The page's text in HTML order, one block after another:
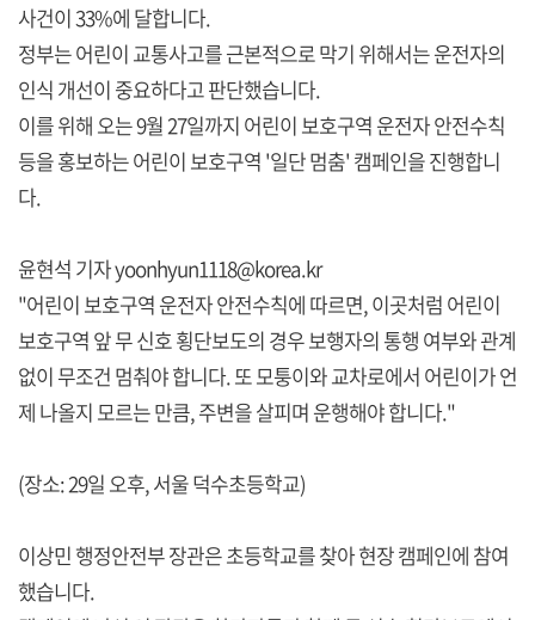
사건이 33%에 달합니다.
정부는 어린이 교통사고를 근본적으로 막기 위해서는 운전자의
인식 개선이 중요하다고 판단했습니다.
이를 위해 오는 9월 27일까지 어린이 보호구역 운전자 안전수칙
등을 홍보하는 어린이 보호구역 '일단 멈춤' 캠페인을 진행합니
다.
윤현석 기자 yoonhyun1118@korea.kr
"어린이 보호구역 운전자 안전수칙에 따르면, 이곳처럼 어린이
보호구역 앞 무 신호 횡단보도의 경우 보행자의 통행 여부와 관계
없이 무조건 멈춰야 합니다. 또 모퉁이와 교차로에서 어린이가 언
제 나올지 모르는 만큼, 주변을 살피며 운행해야 합니다."
(장소: 29일 오후, 서울 덕수초등학교)
이상민 행정안전부 장관은 초등학교를 찾아 현장 캠페인에 참여
했습니다.